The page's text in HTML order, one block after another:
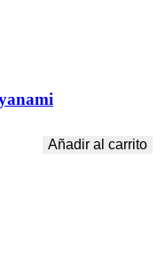
Añadir al carrito